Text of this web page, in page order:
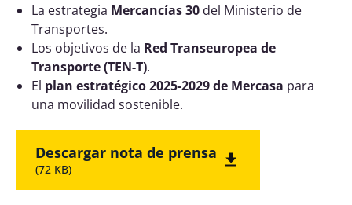
La estrategia Mercancías 30 del Ministerio de
Transportes.
Los objetivos de la Red Transeuropea de
Transporte (TEN-T).
El plan estratégico 2025-2029 de Mercasa para
una movilidad sostenible.
Descargar nota de prensa
(72 KB)